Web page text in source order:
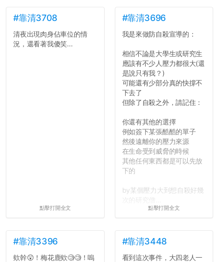
#靠清3708
清夜出現肉身佔車位的情
況，還看著我傻笑...
點擊打開全文
#靠清3696
我是來做防自殺宣導的：
相信不論是大學生或研究生
應該有不少人壓力都很大(還
是說只有我？)
可能還有少部分真的快撐不
下去了
但除了自殺之外，請記住：
你還有其他的選擇
例如簽下某張酷酷的單子
然後遠離你的壓力來源
在生命受到威脅的時候
其他任何東西都是可以先放
下的
by某個壓力大到想自殺好幾
點擊打開全文
#靠清3396
欸幹😲！梅花鹿欸🧐🧐！嗚
#靠清3448
看到這次事件，大四老人一